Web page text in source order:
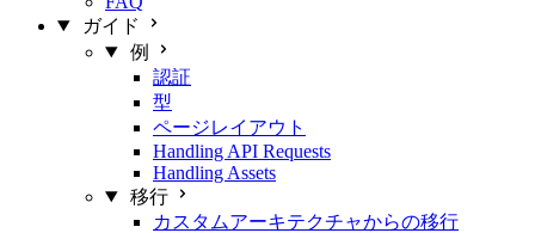
ガイド
例
認証
型
ページレイアウト
Handling API Requests
Handling Assets
移行
カスタムアーキテクチャからの移行